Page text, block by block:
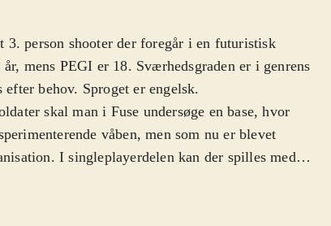
person shooter der foregår i en futuristisk
mens PEGI er 18. Sværhedsgraden er i genrens
behov. Sproget er engelsk.
skal man i Fuse undersøge en base, hvor
våben, men som nu er blevet
I singleplayerdelen kan der spilles med
forcer og unikke våben. Historien kan også